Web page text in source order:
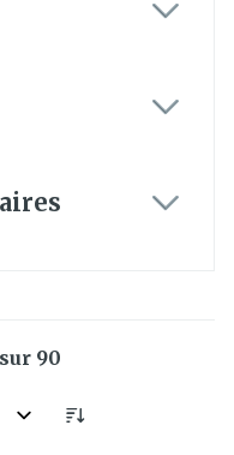
sur 90